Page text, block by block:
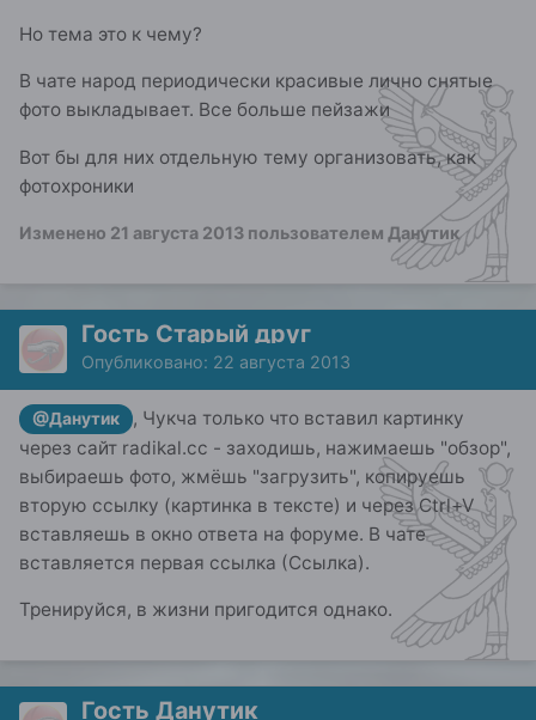
Но тема это к чему?
В чате народ периодически красивые лично снятые
фото выкладывает. Все больше пейзажи
Вот бы для них отдельную тему организовать, как
фотохроники
Изменено 21 августа 2013 пользователем Данутик
Гость Старый друг
Опубликовано: 22 августа 2013
@Данутик
, Чукча только что вставил картинку
через сайт radikal.cc - заходишь, нажимаешь "обзор",
выбираешь фото, жмёшь "загрузить", копируешь
вторую ссылку (картинка в тексте) и через Ctrl+V
вставляешь в окно ответа на форуме. В чате
вставляется первая ссылка (Ссылка).
Тренируйся, в жизни пригодится однако.
Гость Данутик